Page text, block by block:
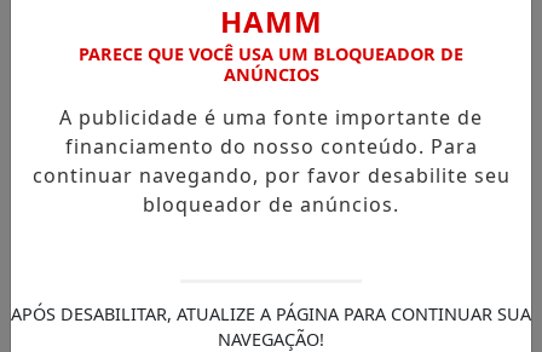
GERAL
Procon-SP faz parte do Colégio de
Ouvidores do Sistema Nacional de
Defesa do Consumidor
Procon-SP integrará colégio nacional de
ouvidores para discutir propostas de
HAMM
PARECE QUE VOCÊ USA UM BLOQUEADOR DE
ANÚNCIOS
A publicidade é uma fonte importante de
financiamento do nosso conteúdo. Para
continuar navegando, por favor desabilite seu
bloqueador de anúncios.
APÓS DESABILITAR, ATUALIZE A PÁGINA PARA CONTINUAR SUA
NAVEGAÇÃO!